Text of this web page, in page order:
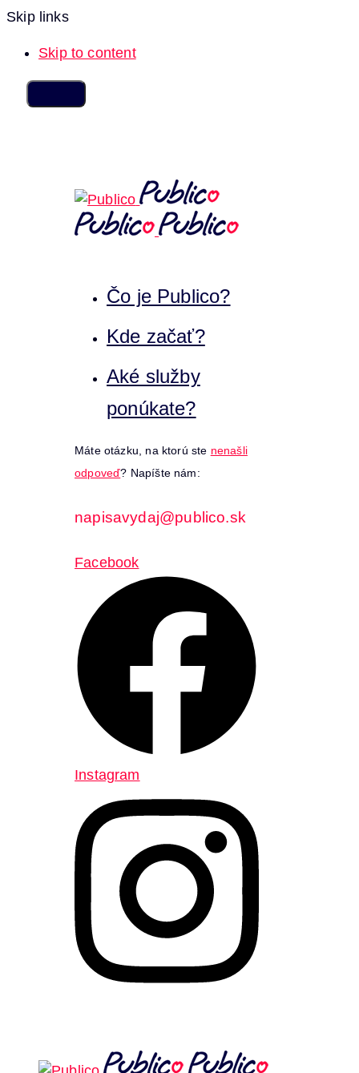
Skip links
Skip to content
Čo je Publico?
Kde začať?
Aké služby
ponúkate?
Máte otázku, na ktorú ste nenašli
odpoveď? Napíšte nám:
napisavydaj@publico.sk
Facebook
Instagram